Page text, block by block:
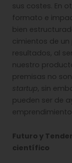
sus costes. En
formato e
bien
cimientos de
resultados, al
nuestro
premisas no
startup, sin
pueden ser de
Futuro y
científico